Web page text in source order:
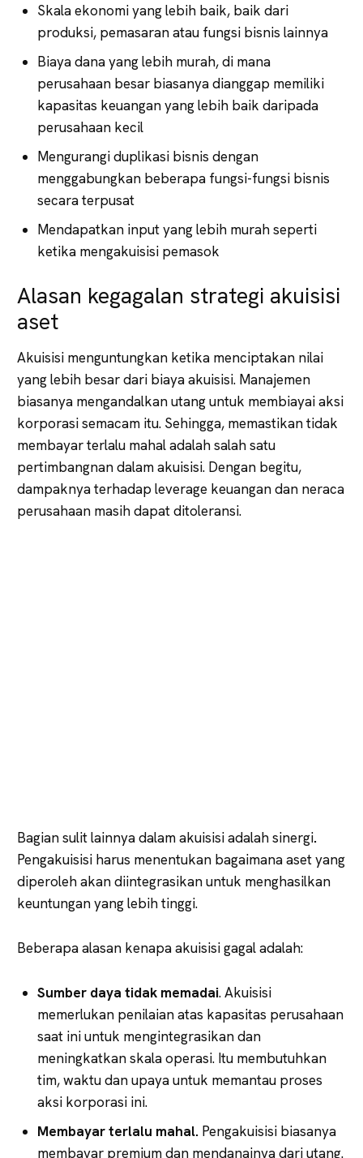
Skala ekonomi yang lebih baik, baik dari
produksi, pemasaran atau fungsi bisnis lainnya
Biaya dana yang lebih murah, di mana
perusahaan besar biasanya dianggap memiliki
kapasitas keuangan yang lebih baik daripada
perusahaan kecil
Mengurangi duplikasi bisnis dengan
menggabungkan beberapa fungsi-fungsi bisnis
secara terpusat
Mendapatkan input yang lebih murah seperti
ketika mengakuisisi pemasok
Alasan kegagalan strategi akuisisi
aset
Akuisisi menguntungkan ketika menciptakan nilai
yang lebih besar dari biaya akuisisi. Manajemen
biasanya mengandalkan utang untuk membiayai aksi
korporasi semacam itu. Sehingga, memastikan tidak
membayar terlalu mahal adalah salah satu
pertimbangnan dalam akuisisi. Dengan begitu,
dampaknya terhadap leverage keuangan dan neraca
perusahaan masih dapat ditoleransi.
Bagian sulit lainnya dalam akuisisi adalah sinergi.
Pengakuisisi harus menentukan bagaimana aset yang
diperoleh akan diintegrasikan untuk menghasilkan
keuntungan yang lebih tinggi.
Beberapa alasan kenapa akuisisi gagal adalah:
Sumber daya tidak memadai. Akuisisi
memerlukan penilaian atas kapasitas perusahaan
saat ini untuk mengintegrasikan dan
meningkatkan skala operasi. Itu membutuhkan
tim, waktu dan upaya untuk memantau proses
aksi korporasi ini.
Membayar terlalu mahal. Pengakuisisi biasanya
membayar premium dan mendanainya dari utang.